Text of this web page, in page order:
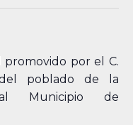
por el C.
del poblado de la
al Municipio de